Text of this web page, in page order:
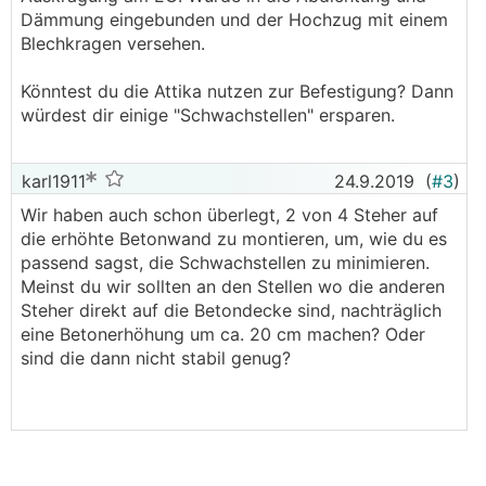
Dämmung eingebunden und der Hochzug mit einem
Blechkragen versehen.
Könntest du die Attika nutzen zur Befestigung? Dann
würdest dir einige "Schwachstellen" ersparen.
karl1911 24.9.2019 (#3)
Wir haben auch schon überlegt, 2 von 4 Steher auf
die erhöhte Betonwand zu montieren, um, wie du es
passend sagst, die Schwachstellen zu minimieren.
Meinst du wir sollten an den Stellen wo die anderen
Steher direkt auf die Betondecke sind, nachträglich
eine Betonerhöhung um ca. 20 cm machen? Oder
sind die dann nicht stabil genug?